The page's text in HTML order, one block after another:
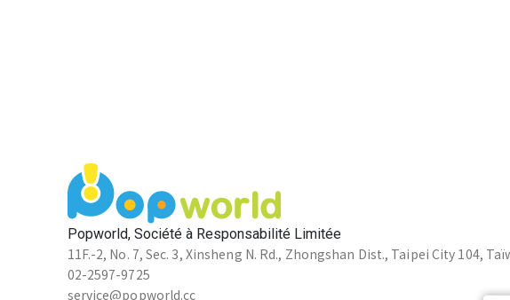
Popworld, Société à Responsabilité Limitée
11F.-2, No. 7, Sec. 3, Xinsheng N. Rd., Zhongshan Dist., Taipei City 104,
02-2597-9725
service@popworld.cc